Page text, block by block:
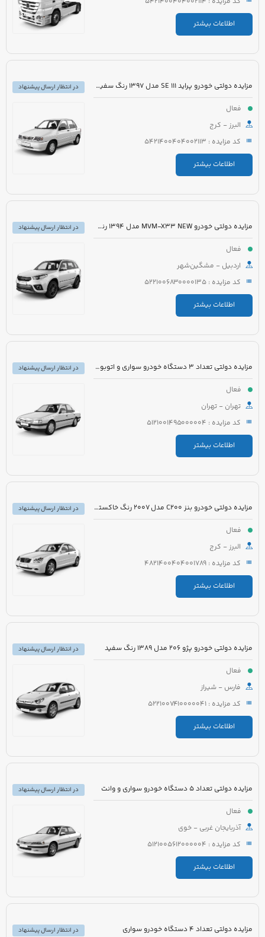
اطلاعات بیشتر
مزایده دولتی خودرو پراید 111 SE مدل 1397 رنگ سفید روغنی
فعال
البرز - کرج
کد مزایده : 5421400404002113
اطلاعات بیشتر
در انتظار ارسال پیشنهاد
مزایده دولتی خودرو MVM-X33 NEW مدل 1394 رنگ سفید
فعال
اردبیل - مشگین‌شهر
کد مزایده : 5221006830000135
اطلاعات بیشتر
در انتظار ارسال پیشنهاد
مزایده دولتی تعداد 3 دستگاه خودرو سواری و اتوبوس
فعال
تهران - تهران
کد مزایده : 5121001495000004
اطلاعات بیشتر
در انتظار ارسال پیشنهاد
مزایده دولتی خودرو بنز C200 مدل 2007 رنگ خاکستری
فعال
البرز - کرج
کد مزایده : 4821400404001789
اطلاعات بیشتر
در انتظار ارسال پیشنهاد
مزایده دولتی خودرو پژو 206 مدل 1389 رنگ سفید
فعال
فارس - شیراز
کد مزایده : 5221007410000041
اطلاعات بیشتر
در انتظار ارسال پیشنهاد
مزایده دولتی تعداد 5 دستگاه خودرو سواری و وانت
فعال
آذربایجان غربی - خوی
کد مزایده : 5121005612000004
اطلاعات بیشتر
در انتظار ارسال پیشنهاد
مزایده دولتی تعداد 4 دستگاه خودرو سواری
در انتظار ارسال پیشنهاد